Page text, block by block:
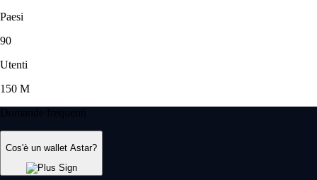
Paesi
90
Utenti
150 M
Domande frequenti
Cos'è un wallet Astar?